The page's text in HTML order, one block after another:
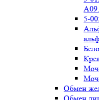
5-
Обмен